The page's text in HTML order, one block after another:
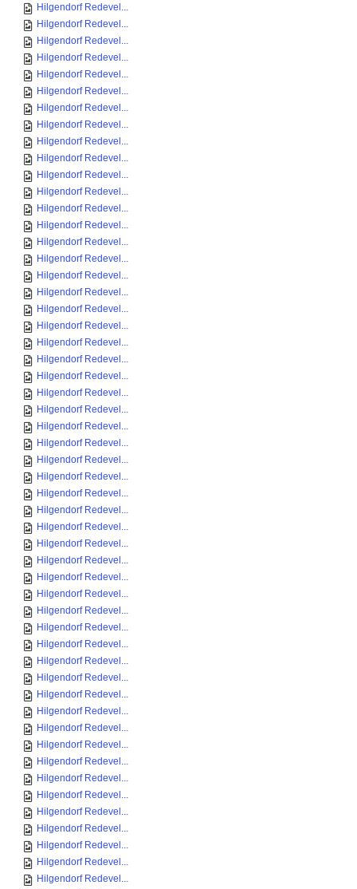
Hilgendorf Redevel...
Hilgendorf Redevel...
Hilgendorf Redevel...
Hilgendorf Redevel...
Hilgendorf Redevel...
Hilgendorf Redevel...
Hilgendorf Redevel...
Hilgendorf Redevel...
Hilgendorf Redevel...
Hilgendorf Redevel...
Hilgendorf Redevel...
Hilgendorf Redevel...
Hilgendorf Redevel...
Hilgendorf Redevel...
Hilgendorf Redevel...
Hilgendorf Redevel...
Hilgendorf Redevel...
Hilgendorf Redevel...
Hilgendorf Redevel...
Hilgendorf Redevel...
Hilgendorf Redevel...
Hilgendorf Redevel...
Hilgendorf Redevel...
Hilgendorf Redevel...
Hilgendorf Redevel...
Hilgendorf Redevel...
Hilgendorf Redevel...
Hilgendorf Redevel...
Hilgendorf Redevel...
Hilgendorf Redevel...
Hilgendorf Redevel...
Hilgendorf Redevel...
Hilgendorf Redevel...
Hilgendorf Redevel...
Hilgendorf Redevel...
Hilgendorf Redevel...
Hilgendorf Redevel...
Hilgendorf Redevel...
Hilgendorf Redevel...
Hilgendorf Redevel...
Hilgendorf Redevel...
Hilgendorf Redevel...
Hilgendorf Redevel...
Hilgendorf Redevel...
Hilgendorf Redevel...
Hilgendorf Redevel...
Hilgendorf Redevel...
Hilgendorf Redevel...
Hilgendorf Redevel...
Hilgendorf Redevel...
Hilgendorf Redevel...
Hilgendorf Redevel...
Hilgendorf Redevel...